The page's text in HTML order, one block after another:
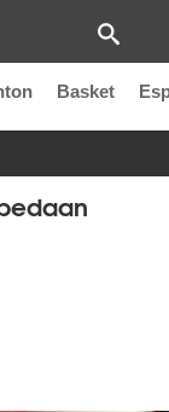
Basket
Liga Perancis